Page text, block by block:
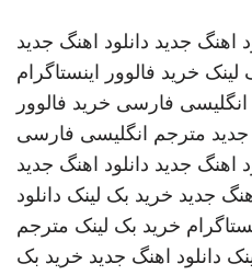
اهنگ جدید دانلود اهنگ جدید
لینک خرید فالوور اینستاگرام
فارسی خرید فالوور
جدید مترجم انگلیسی فارسی
اهنگ جدید دانلود اهنگ جدید
جدید خرید بک لینک دانلود
خرید بک لینک مترجم
دانلود اهنگ جدید خرید بک